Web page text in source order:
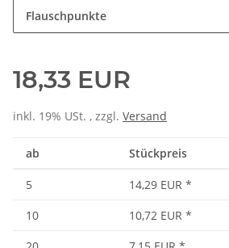
Flauschpunkte
18,33 EUR
inkl. 19% USt. , zzgl. Versand
ab Stückpreis
5 14,29 EUR *
10
10,72 EUR *